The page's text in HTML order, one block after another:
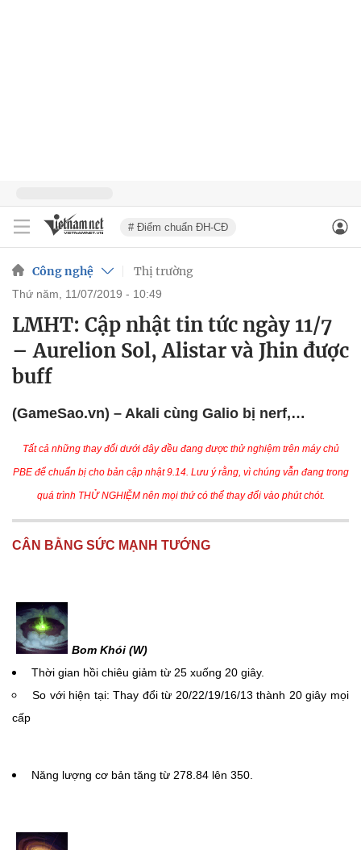
# Điểm chuẩn ĐH-CĐ
Công nghệ Thị trường
thứ năm, 11/07/2019 - 10:49
LMHT: Cập nhật tin tức ngày 11/7
– Aurelion Sol, Alistar và Jhin được
buff
(GameSao.vn) – Akali cùng Galio bị nerf,…
Tất cả những thay đổi dưới đây đều đang được thử nghiệm trên máy chủ
PBE để chuẩn bị cho bản cập nhật 9.14. Lưu ý rằng, vì chúng vẫn đang trong
quá trình THỬ NGHIỆM nên mọi thứ có thể thay đổi vào phút chót.
CÂN BẰNG SỨC MẠNH TƯỚNG
Bom Khói (W)
Thời gian hồi chiêu giảm từ 25 xuống 20 giây.
So với hiện tại: Thay đổi từ 20/22/19/16/13 thành 20 giây mọi
cấp
Năng lượng cơ bản tăng từ 278.84 lên 350.